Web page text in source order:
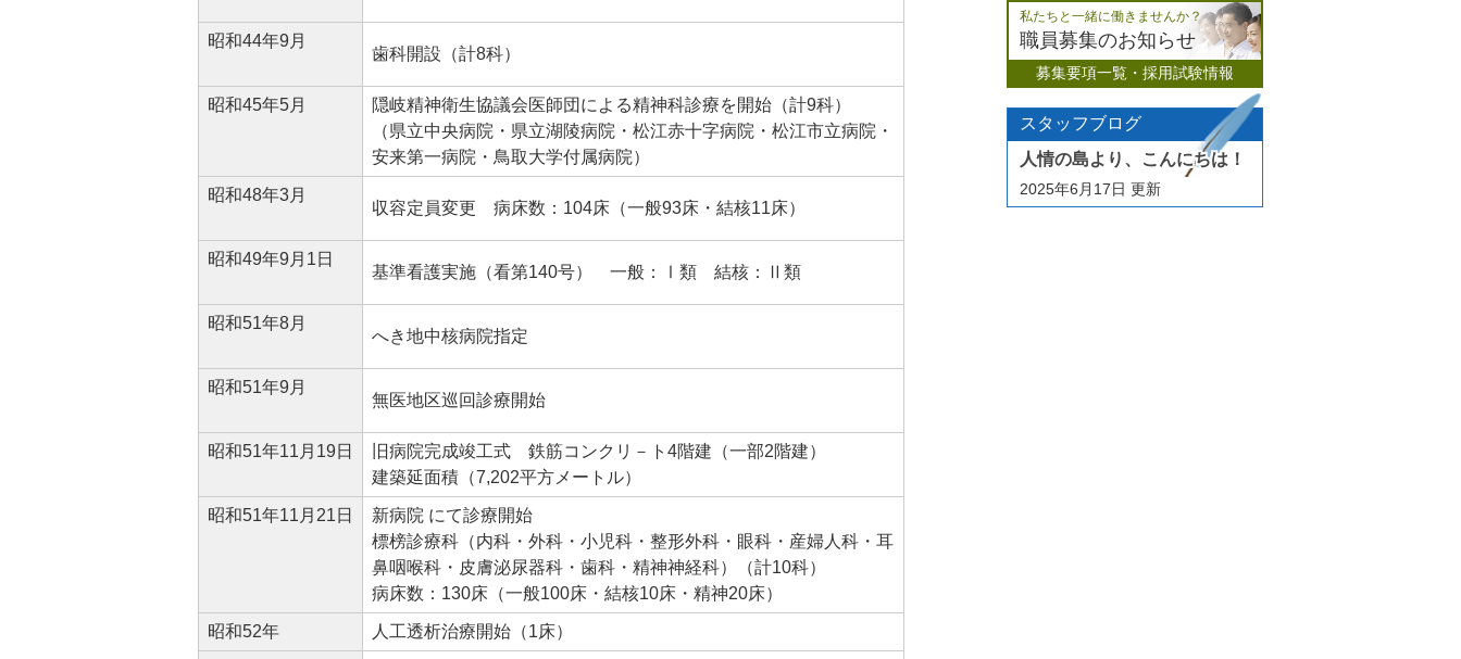
昭和44年9月
歯科開設（計8科）
昭和45年5月
隠岐精神衛生協議会医師団による精神科診療を開始（計9科）
（県立中央病院・県立湖陵病院・松江赤十字病院・松江市立病院・
安来第一病院・鳥取大学付属病院）
昭和48年3月
収容定員変更 病床数：104床（一般93床・結核11床）
昭和49年9月1日
基準看護実施（看第140号） 一般：Ⅰ類 結核：Ⅱ類
昭和51年8月
へき地中核病院指定
昭和51年9月
無医地区巡回診療開始
昭和51年11月19日
旧病院完成竣工式 鉄筋コンクリ－ト4階建（一部2階建）
建築延面積（7,202平方メートル）
昭和51年11月21日
新病院 にて診療開始
標榜診療科（内科・外科・小児科・整形外科・眼科・産婦人科・耳
鼻咽喉科・皮膚泌尿器科・歯科・精神神経科）（計10科）
病床数：130床（一般100床・結核10床・精神20床）
昭和52年 人工透析治療開始（1床）
私たちと一緒に働きませんか？
職員募集のお知らせ
募集要項一覧・採用試験情報
スタッフブログ
人情の島より、こんにちは！
2025年6月17日 更新